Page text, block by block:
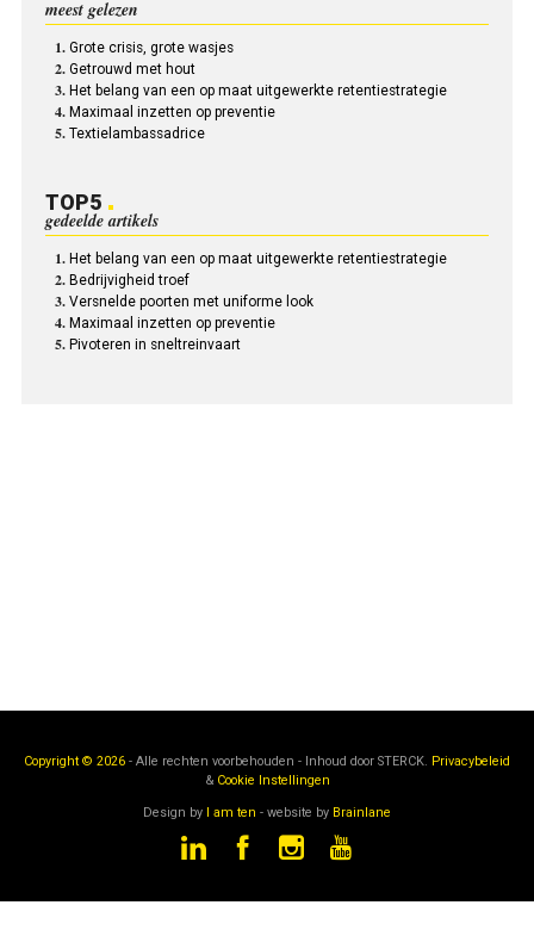
meest gelezen
Grote crisis, grote wasjes
Getrouwd met hout
Het belang van een op maat uitgewerkte retentiestrategie
Maximaal inzetten op preventie
Textielambassadrice
TOP5
gedeelde artikels
Het belang van een op maat uitgewerkte retentiestrategie
Bedrijvigheid troef
Versnelde poorten met uniforme look
Maximaal inzetten op preventie
Pivoteren in sneltreinvaart
Copyright © 2026 - Alle rechten voorbehouden - Inhoud door STERCK. Privacybeleid
& Cookie Instellingen
Design by I am ten - website by Brainlane